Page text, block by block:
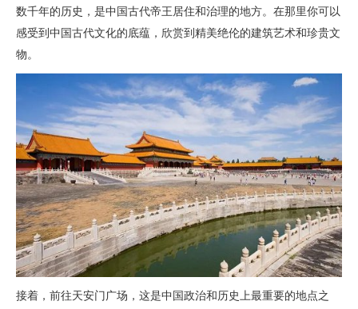
数千年的历史，是中国古代帝王居住和治理的地方。在那里你可以
感受到中国古代文化的底蕴，欣赏到精美绝伦的建筑艺术和珍贵文
物。
接着，前往天安门广场，这是中国政治和历史上最重要的地点之